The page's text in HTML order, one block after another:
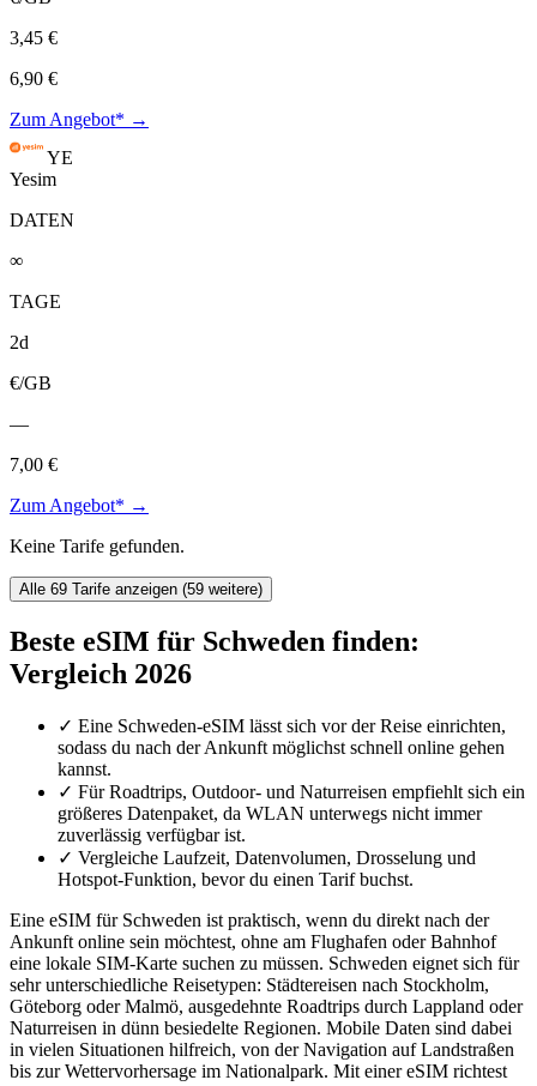
3,45 €
6,90 €
Zum Angebot* →
YE
Yesim
DATEN
∞
TAGE
2d
€/GB
—
7,00 €
Zum Angebot* →
Keine Tarife gefunden.
Alle 69 Tarife anzeigen (59 weitere)
Beste eSIM für Schweden finden:
Vergleich 2026
✓ Eine Schweden-eSIM lässt sich vor der Reise einrichten,
sodass du nach der Ankunft möglichst schnell online gehen
kannst.
✓ Für Roadtrips, Outdoor- und Naturreisen empfiehlt sich ein
größeres Datenpaket, da WLAN unterwegs nicht immer
zuverlässig verfügbar ist.
✓ Vergleiche Laufzeit, Datenvolumen, Drosselung und
Hotspot-Funktion, bevor du einen Tarif buchst.
Eine eSIM für Schweden ist praktisch, wenn du direkt nach der
Ankunft online sein möchtest, ohne am Flughafen oder Bahnhof
eine lokale SIM-Karte suchen zu müssen. Schweden eignet sich für
sehr unterschiedliche Reisetypen: Städtereisen nach Stockholm,
Göteborg oder Malmö, ausgedehnte Roadtrips durch Lappland oder
Naturreisen in dünn besiedelte Regionen. Mobile Daten sind dabei
in vielen Situationen hilfreich, von der Navigation auf Landstraßen
bis zur Wettervorhersage im Nationalpark. Mit einer eSIM richtest